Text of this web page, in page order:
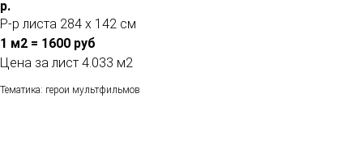
р.
Р-р листа 284 х 142 см
1 м2 = 1600 руб
Цена за лист 4.033 м2
Тематика: герои мультфильмов